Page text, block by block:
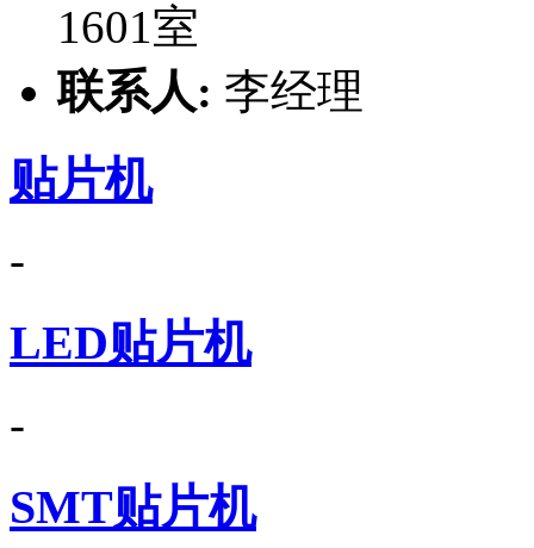
1601室
联系人: 李经理
贴片机
-
LED贴片机
-
SMT贴片机